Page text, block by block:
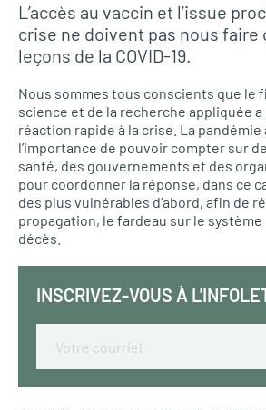
L’accès au vaccin et l’issue
crise ne doivent pas nous faire
leçons de la COVID-19.
Nous sommes tous conscients que le
science et de la recherche appliquée
réaction rapide à la crise. La pandémie
l’importance de pouvoir compter sur
santé, des gouvernements et des
pour coordonner la réponse, dans ce
des plus vulnérables d’abord, afin de
propagation, le fardeau sur le
décès.
INSCRIVEZ-VOUS À